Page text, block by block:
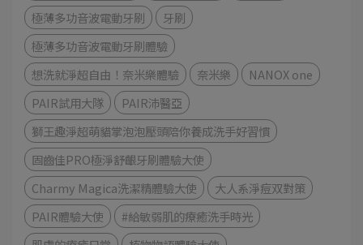
極薄多功音波電動牙刷
牙刷
極薄多功音波電動牙刷體驗
想洗就淨超自由！奈米樂體驗
奈米樂
NANOX one
PAIR試用大隊
PAIR沛醫亞
獅王趣淨超萌貓掌泡泡壓頭陪你養成洗手好習慣
固齒佳PRO極淨舒齦牙刷體驗大使
Charmy Magica洗潔精體驗大使
大人系淨痘双對策
PAIR體驗大使
#給敏弱肌的療癒洗手時光